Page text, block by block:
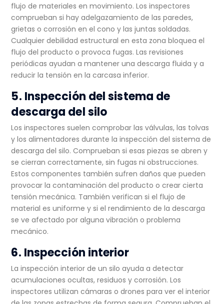
flujo de materiales en movimiento. Los inspectores
comprueban si hay adelgazamiento de las paredes,
grietas o corrosión en el cono y las juntas soldadas.
Cualquier debilidad estructural en esta zona bloquea el
flujo del producto o provoca fugas. Las revisiones
periódicas ayudan a mantener una descarga fluida y a
reducir la tensión en la carcasa inferior.
5. Inspección del sistema de
descarga del silo
Los inspectores suelen comprobar las válvulas, las tolvas
y los alimentadores durante la inspección del sistema de
descarga del silo. Comprueban si esas piezas se abren y
se cierran correctamente, sin fugas ni obstrucciones.
Estos componentes también sufren daños que pueden
provocar la contaminación del producto o crear cierta
tensión mecánica. También verifican si el flujo de
material es uniforme y si el rendimiento de la descarga
se ve afectado por alguna vibración o problema
mecánico.
6. Inspección interior
La inspección interior de un silo ayuda a detectar
acumulaciones ocultas, residuos y corrosión. Los
inspectores utilizan cámaras o drones para ver el interior